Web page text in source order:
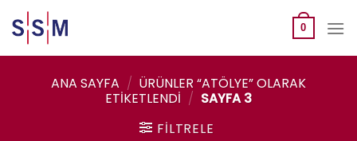
to
content
0
ANA SAYFA / ÜRÜNLER “ATÖLYE” OLARAK
ETIKETLENDI / SAYFA 3
FILTRELE